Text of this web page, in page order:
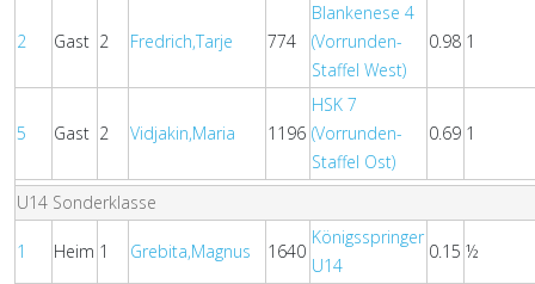
2 Gast 2 Fredrich,Tarje 774
Blankenese 4
(Vorrunden-
Staffel West)
0.98 1
5 Gast 2 Vidjakin,Maria 1196
HSK 7
(Vorrunden-
Staffel Ost)
0.69 1
U14 Sonderklasse
1 Heim 1 Grebita,Magnus 1640
Königsspringer
U14
0.15 ½